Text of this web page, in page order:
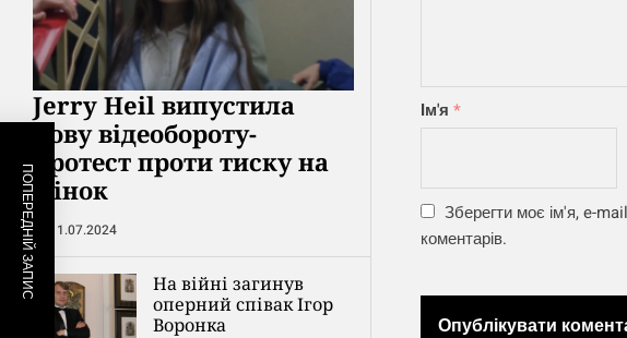
Jerry Heil випустила
нову відеобороту-
протест проти тиску на
жінок
11.07.2024
На війні загинув
оперний співак Ігор
Воронка
Ім'я *
Зберегти моє ім'я, e-
коментарів.
ПОПЕРЕДНІЙ ЗАПИС